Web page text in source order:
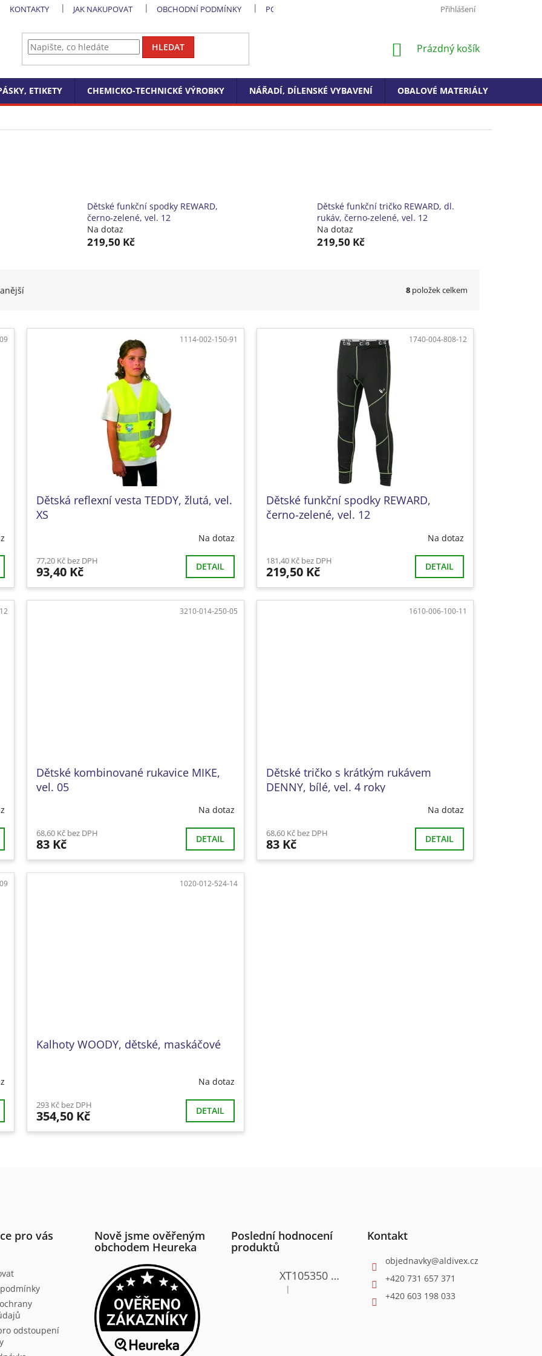
KONTAKTY JAK NAKUPOVAT OBCHODNÍ PODMÍNKY PODMÍNKY OCHRANY OSOBNÍCH ÚDAJŮ FORMULÁŘ PRO
Přihlášení
HLEDAT
NÁKUPNÍ
Prázdný košík
ETIKETY CHEMICKO-TECHNICKÉ VÝROBKY NÁŘADÍ, DÍLENSKÉ VYBAVENÍ OBALOVÉ MATERIÁLY
Dětské funkční spodky REWARD,
černo-zelené, vel. 12
Na dotaz
219,50 Kč
Dětské funkční tričko REWARD, dl.
rukáv, černo-zelené, vel. 12
Na dotaz
219,50 Kč
8 položek celkem
Dětská reflexní vesta TEDDY, žlutá, vel.
XS
Na dotaz
77,20 Kč bez DPH
93,40 Kč DETAIL
1114-002-150-91
Dětské funkční spodky REWARD,
černo-zelené, vel. 12
Na dotaz
181,40 Kč bez DPH
219,50 Kč DETAIL
1740-004-808-12
Dětské kombinované rukavice MIKE,
vel. 05
Na dotaz
68,60 Kč bez DPH
83 Kč DETAIL
3210-014-250-05
Dětské tričko s krátkým rukávem
DENNY, bílé, vel. 4 roky
Na dotaz
68,60 Kč bez DPH
83 Kč DETAIL
1610-006-100-11
Kalhoty WOODY, dětské, maskáčové
Na dotaz
293 Kč bez DPH
354,50 Kč DETAIL
1020-012-524-14
í
p
v
k
y
v
ý
p
i
s
pro vás
odstoupení
Nově jsme ověřeným
obchodem Heureka
Poslední hodnocení
produktů
XT105350 Satinační válcová bruska 1300W
Hodnocení produktu je 4 z 5 hvězdiček.
|
Kontakt
objednavky@aldivex.cz
+420 731 657 371
+420 603 198 033